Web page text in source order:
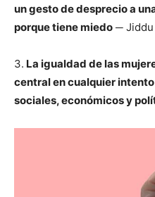
un gesto de desprecio a
porque tiene miedo ─
3. La igualdad de las
central en cualquier
sociales, económicos y